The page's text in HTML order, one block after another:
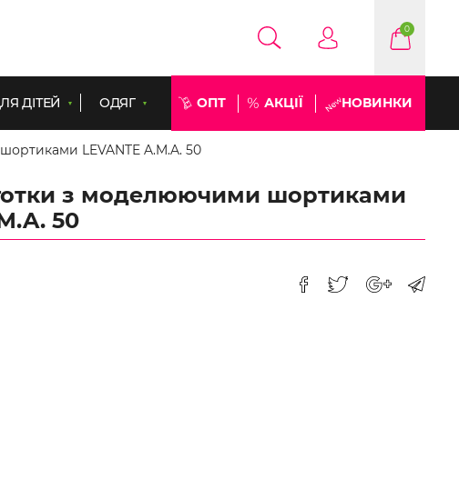
0
ДІТЕЙ ОДЯГ ОПТ АКЦІЇ НОВИНКИ
LEVANTE A.M.A. 50
з моделюючими шортиками
50